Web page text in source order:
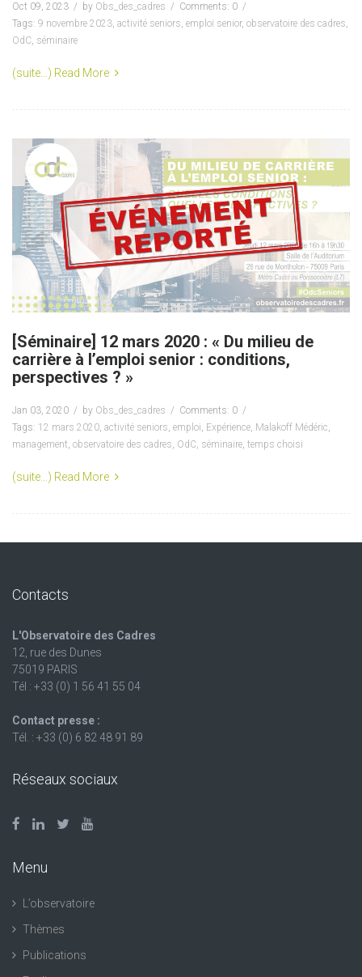
Oct 09, 2023 by Obs_des_cadres
Comments: 0
Tags: 9 novembre 2023, activité seniors, emploi senior, observatoire des cadres,
OdC, séminaire
(suite…) Read More
[Séminaire] 12 mars 2020 : « Du milieu de
carrière à l’emploi senior : conditions,
perspectives ? »
Jan 03, 2020 by Obs_des_cadres
Comments: 0
Tags: 12 mars 2020 activité seniors emploi Expérience Malakoff Médéric
management observatoire des cadres OdC séminaire temps choisi
(suite…) Read More
Contacts
L'Observatoire des Cadres
12, rue des Dunes
75019 PARIS
Tél : +33 (0) 1 56 41 55 04
Contact presse :
Tél. : +33 (0) 6 82 48 91 89
Réseaux sociaux
Menu
L’observatoire
Thèmes
Publications